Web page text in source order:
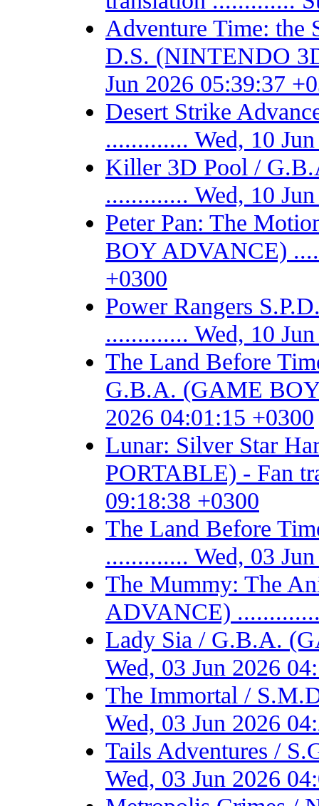
Adventure Time: the
D.S. (NINTENDO
Jun 2026 05:39:37
Desert Strike
............. Wed, 10
Killer 3D Pool /
............. Wed, 10
Peter Pan: The
BOY ADVANCE)
+0300
Power Rangers
............. Wed, 10
The Land Before
G.B.A. (GAME
2026 04:01:15 +0300
Lunar: Silver Star
PORTABLE) - Fan
09:18:38 +0300
The Land Before
............. Wed, 03
The Mummy: The
ADVANCE)
Lady Sia / G.B.A.
Wed, 03 Jun 2026
The Immortal /
Wed, 03 Jun 2026
Tails Adventures /
Wed, 03 Jun 2026